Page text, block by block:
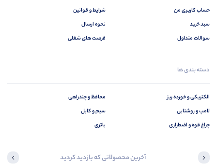
حساب کاربری من
سبد خرید
سوالات متداول
شرایط و قوانین
نحوه ارسال
فرصت های شغلی
دسته بندی ها
الکتریکی و خورده ریز
لامپ و روشنایی
چراغ قوه و اضطراری
محافظ و چندراهی
سیم و کابل
باتری
آخرین محصولاتی که بازدید کردید